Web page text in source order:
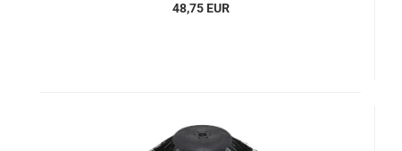
48,75 EUR